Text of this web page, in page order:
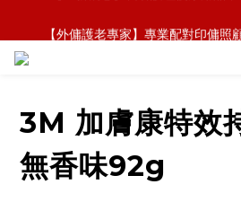
【外傭護老專家】專業配對印傭照
【政府資助】善用社區照顧服務券
【全新概念】長者護理復康用品
3M 加膚康特效
無香味92g